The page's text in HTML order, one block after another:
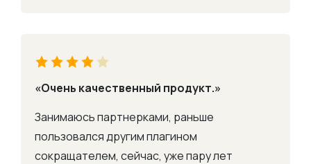
«Очень качественный продукт.»
Занимаюсь партнерками, раньше
пользовался другим плагином
сокращателем, сейчас, уже пару лет